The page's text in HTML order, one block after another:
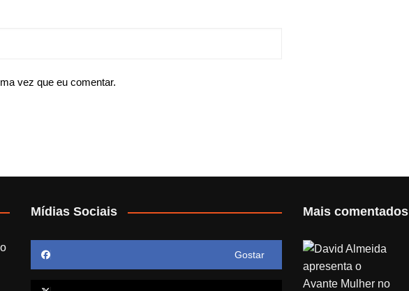
vez que eu comentar.
Mídias Sociais
Gostar
Mais comentados